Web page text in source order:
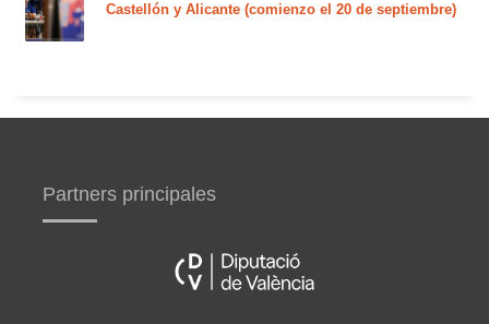
Castellón y Alicante (comienzo el 20 de septiembre)
Partners principales